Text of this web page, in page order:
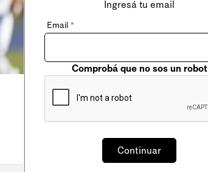
Ingresá tu email
Email *
Comprobá que no sos un robot